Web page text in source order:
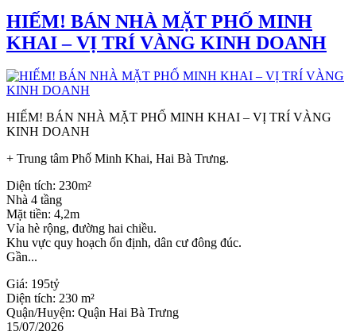
HIẾM! BÁN NHÀ MẶT PHỐ MINH
KHAI – VỊ TRÍ VÀNG KINH DOANH
HIẾM! BÁN NHÀ MẶT PHỐ MINH KHAI – VỊ TRÍ VÀNG
KINH DOANH
+ Trung tâm Phố Minh Khai, Hai Bà Trưng.
Diện tích: 230m²
Nhà 4 tầng
Mặt tiền: 4,2m
Vỉa hè rộng, đường hai chiều.
Khu vực quy hoạch ổn định, dân cư đông đúc.
Gần...
Giá: 195tỷ
Diện tích: 230 m²
Quận/Huyện: Quận Hai Bà Trưng
15/07/2026